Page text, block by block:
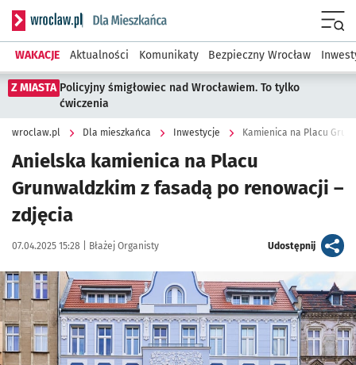
Serwis informacyjny wroclaw.pl podserwis: Dla mieszkańca
WAKACJE Aktualności Komunikaty Bezpieczny Wrocław
Z MIASTA Policyjny śmigłowiec nad Wrocławiem. To tylko
ćwiczenia
wroclaw.pl Dla mieszkańca Inwestycje Kamienica na Placu
Anielska kamienica na Placu
Grunwaldzkim z fasadą po renowacji –
zdjęcia
Data publikacji:
07.04.2025 15:28 | Autor:
Błażej Organisty Udostępnijartykuł
Kliknij, aby zobaczyć galerię